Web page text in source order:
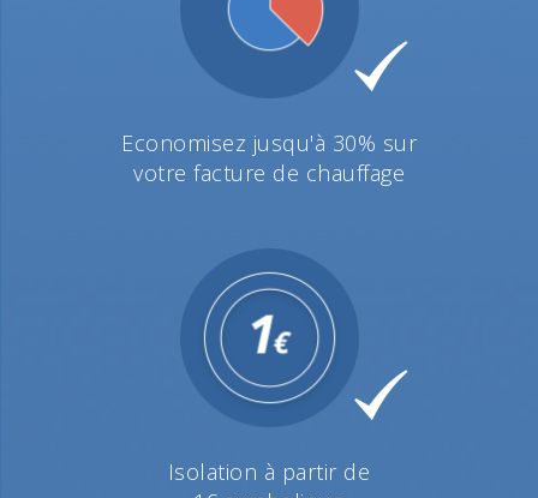
Economisez jusqu'à 30% sur
votre facture de chauffage
Isolation à partir de